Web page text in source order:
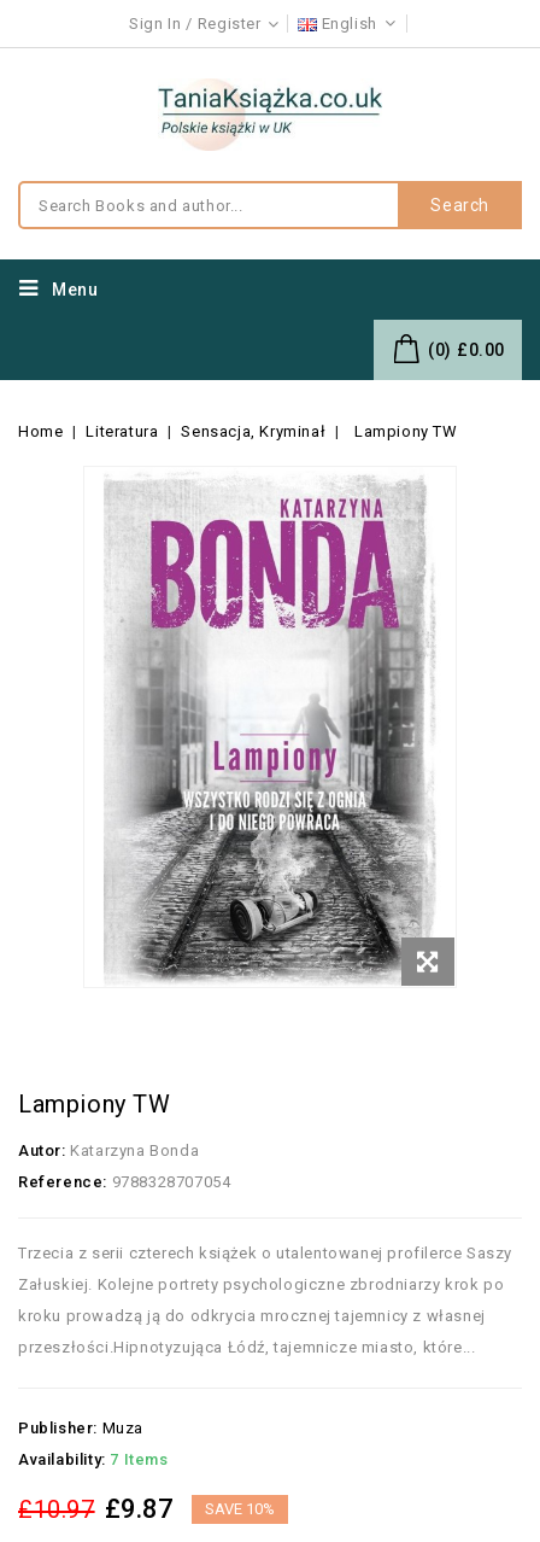
Sign In Register English
Search
Menu
(0) £0.00
Home Literatura Sensacja, Kryminał Lampiony TW
Lampiony TW
Autor: Katarzyna Bonda
Reference: 9788328707054
Trzecia z serii czterech książek o utalentowanej profilerce Saszy
Załuskiej. Kolejne portrety psychologiczne zbrodniarzy krok po
kroku prowadzą ją do odkrycia mrocznej tajemnicy z własnej
przeszłości.Hipnotyzująca Łódź, tajemnicze miasto, które...
Publisher: Muza
Availability: 7 Items
£10.97 £9.87 SAVE 10%